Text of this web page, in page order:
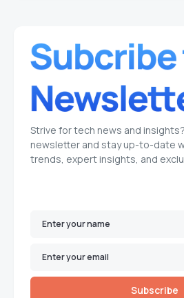
Strive for tech news and
newsletter and stay up-to-date
trends, expert insights, and
Subscribe